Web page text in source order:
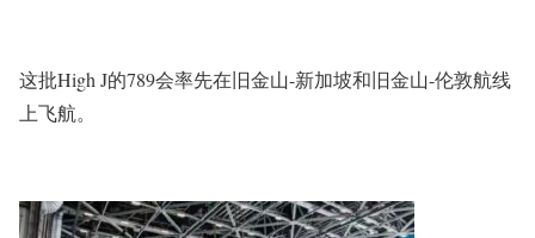
这批High J的789会率先在旧金山-新加坡和旧金山-伦敦航线
上飞航。